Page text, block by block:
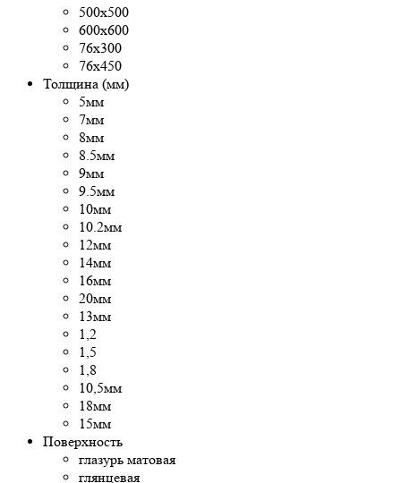
500х500
600х600
76х300
76х450
Толщина (мм)
5мм
7мм
8мм
8.5мм
9мм
9.5мм
10мм
10.2мм
12мм
14мм
16мм
20мм
13мм
1,2
1,5
1,8
10,5мм
18мм
15мм
Поверхность
глазурь матовая
глянцевая